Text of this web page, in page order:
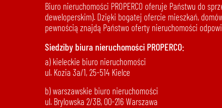
Biuro nieruchomości PROPERCO oferuje Państwu do
deweloperskim). Dzięki bogatej ofercie mieszkań,
pewnością znajdą Państwo oferty nieruchomości
Siedziby biura nieruchomości PROPERCO:
a) kieleckie biuro nieruchomości
ul. Kozia 3a/1, 25-514 Kielce
b) warszawskie biuro nieruchomości
ul. Brylowska 2/3B, 00-216 Warszawa